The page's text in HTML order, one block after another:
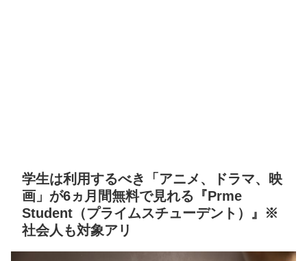
学生は利用するべき「アニメ、ドラマ、映
画」が6ヵ月間無料で見れる『Prme
Student（プライムスチューデント）』※
社会人も対象アリ